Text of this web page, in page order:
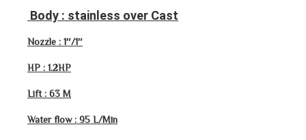
Body : stainless over Cast
Nozzle : 1″/1″
HP : 1.2HP
Lift : 63 M
Water flow : 95 L/Min